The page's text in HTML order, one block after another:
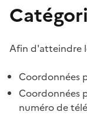
Afin d'atteindre
Coordonnées
Coordonnées
numéro de